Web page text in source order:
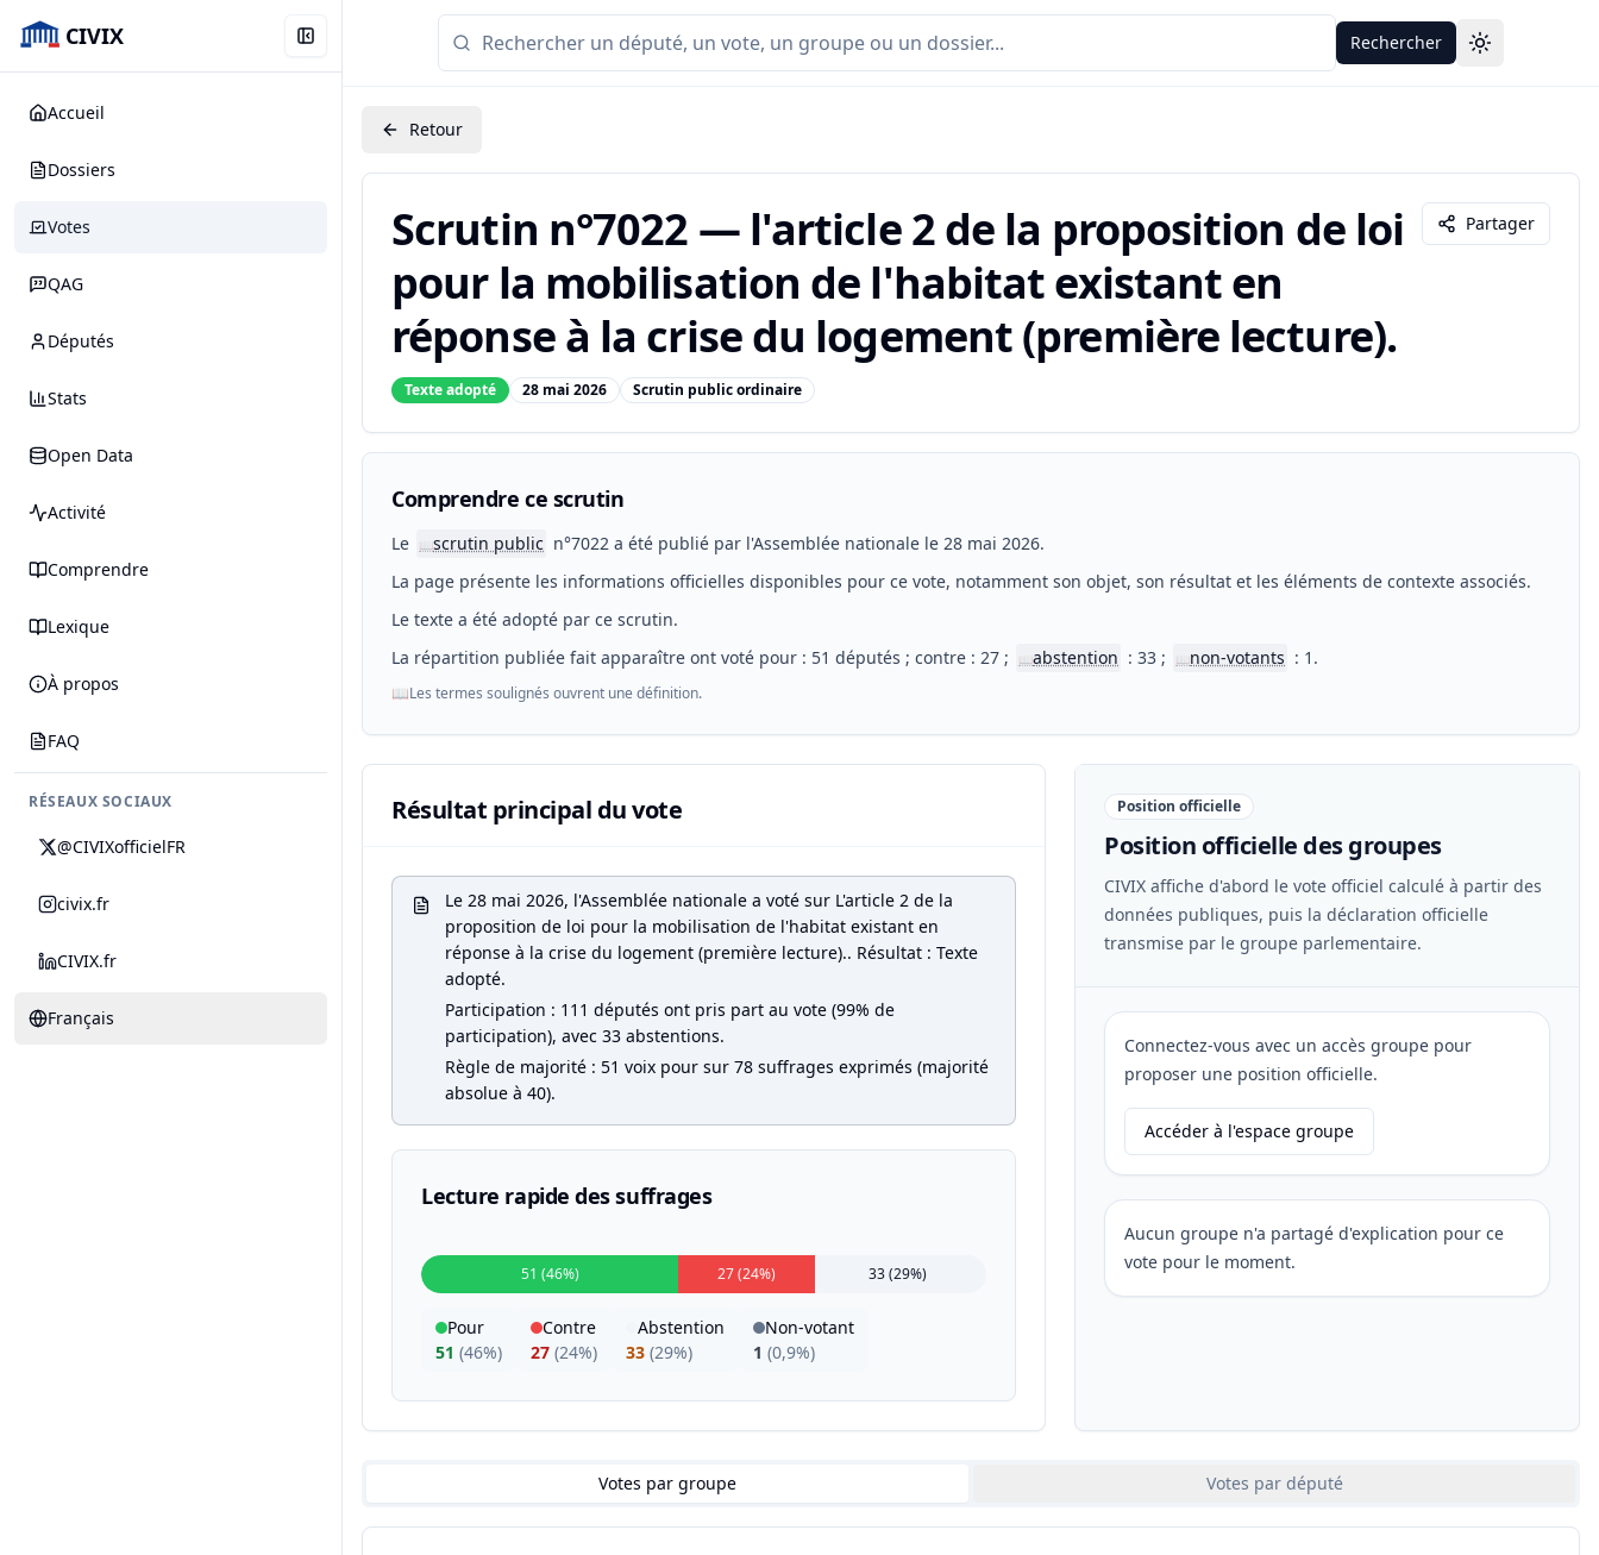
CIVIX
Accueil
Dossiers
Votes
QAG
Députés
Stats
Open Data
Activité
Comprendre
Lexique
À propos
FAQ
RÉSEAUX SOCIAUX
@CIVIXofficielFR
civix.fr
CIVIX.fr
Français
Rechercher Toggle theme
Retour
Scrutin n°7022 — l'article 2 de la proposition de loi
pour la mobilisation de l'habitat existant en
réponse à la crise du logement (première lecture).
Texte adopté 28 mai 2026 Scrutin public ordinaire
Partager
Comprendre ce scrutin
Le 📖scrutin public n°7022 a été publié par l'Assemblée nationale le 28 mai 2026.
La page présente les informations officielles disponibles pour ce vote, notamment son objet, son résultat et les éléments de contexte associés.
Le texte a été adopté par ce scrutin.
La répartition publiée fait apparaître ont voté pour : 51 députés ; contre : 27 ;
📖abstention : 33 ; 📖non-votants : 1.
📖Les termes soulignés ouvrent une définition.
Résultat principal du vote
Le 28 mai 2026, l'Assemblée nationale a voté sur L'article 2 de la
proposition de loi pour la mobilisation de l'habitat existant en
réponse à la crise du logement (première lecture).. Résultat : Texte
adopté.
Participation : 111 députés ont pris part au vote (99% de
participation), avec 33 abstentions.
Règle de majorité : 51 voix pour sur 78 suffrages exprimés (majorité
absolue à 40).
Lecture rapide des suffrages
51 (46%) 27 (24%) 33 (29%)
Pour
51 (46%)
Contre
27 (24%)
Abstention
33 (29%)
Non-votant
1 (0,9%)
Position officielle
Position officielle des groupes
CIVIX affiche d'abord le vote officiel calculé à partir des
données publiques, puis la déclaration officielle
transmise par le groupe parlementaire.
Connectez-vous avec un accès groupe pour
proposer une position officielle.
Accéder à l'espace groupe
Aucun groupe n'a partagé d'explication pour ce
vote pour le moment.
Votes par groupe Votes par député